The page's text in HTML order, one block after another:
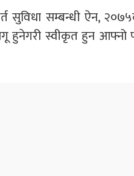
शर्त सुविधा सम्बन्धी ऐन,
हुनेगरी स्वीकृत हुन आफ्नो